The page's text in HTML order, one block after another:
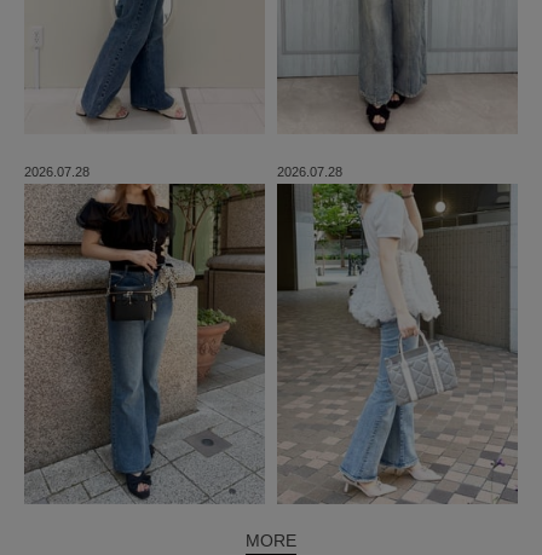
2026.07.28 2026.07.28
MORE